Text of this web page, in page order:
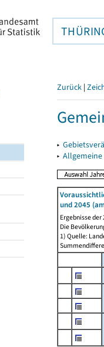
Zurück |
▸
▸
und 2045
Ergebnisse
Die
1) Quelle: